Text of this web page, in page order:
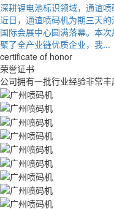
深耕锂电池标识领域，通谊
近日，通谊喷码机为期三天
国际会展中心圆满落幕。本
聚了全产业链优质企业，我...
certificate of honor
荣誉证书
公司拥有一批行业经验非常